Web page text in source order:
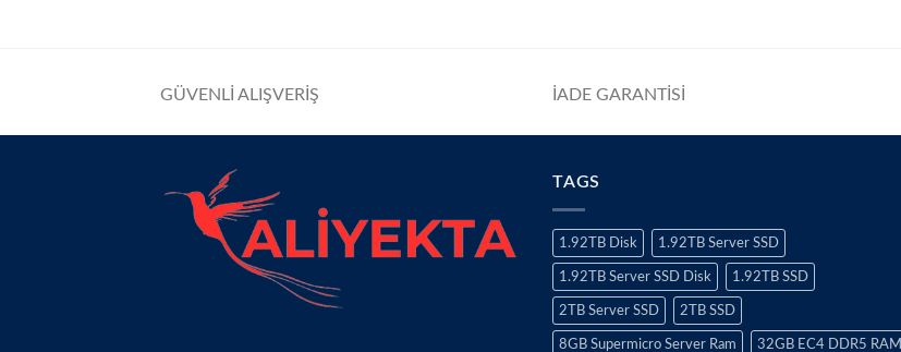
GÜVENLİ ALIŞVERİŞ İADE GARANTİSİ
TAGS
1.92TB Disk 1.92TB Server SSD
1.92TB Server SSD Disk 1.92TB SSD
2TB Server SSD 2TB SSD
8GB Supermicro Server Ram 32GB EC4 DDR5 RAM